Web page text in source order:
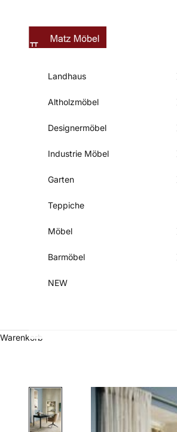
Matz Möbel
Landhaus
Altholzmöbel
Designermöbel
Industrie Möbel
Garten
Teppiche
Möbel
Barmöbel
NEW
Warenkorb